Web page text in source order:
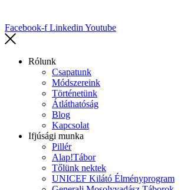
Facebook-f Linkedin Youtube
Rólunk
Csapatunk
Módszereink
Történetünk
Átláthatóság
Blog
Kapcsolat
Ifjúsági munka
Pillér
Alap!Tábor
Tőlünk nektek
UNICEF Kilátó Élményprogram